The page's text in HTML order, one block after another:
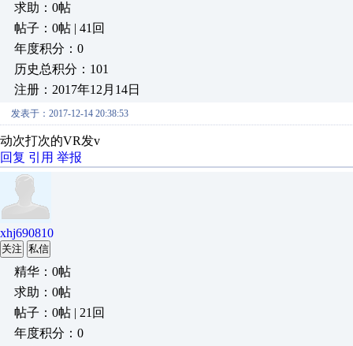
求助：0帖
帖子：0帖 | 41回
年度积分：0
历史总积分：101
注册：2017年12月14日
发表于：2017-12-14 20:38:53
动次打次的VR发v
回复 引用 举报
xhj690810
关注 私信
精华：0帖
求助：0帖
帖子：0帖 | 21回
年度积分：0